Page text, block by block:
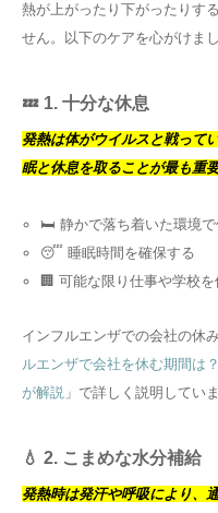
熱が上がったり下がったりす
せん。以下のケアを心がけまし
💤 1. 十分な休息
発熱は体がウイルスと戦って
眠と休息を取ることが最も重
🛏️ 静かで落ち着いた環境で
😴 睡眠時間を確保する
🏢 可能な限り仕事や学校を
インフルエンザでの会社の休
ルエンザで会社を休む期間は
が解説 」で詳しく説明していま
💧 2. こまめな水分補給
発熱時は発汗や呼吸により、